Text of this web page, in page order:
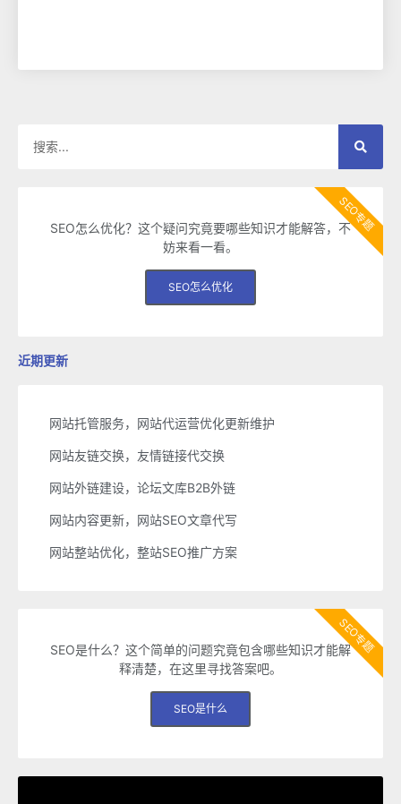
SEO怎么优化？这个疑问究竟要哪些知识才能解答，不
妨来看一看。
SEO怎么优化
SEO专题
近期更新
网站托管服务，网站代运营优化更新维护
网站友链交换，友情链接代交换
网站外链建设，论坛文库B2B外链
网站内容更新，网站SEO文章代写
网站整站优化，整站SEO推广方案
SEO是什么？这个简单的问题究竟包含哪些知识才能解
释清楚，在这里寻找答案吧。
SEO是什么
SEO专题